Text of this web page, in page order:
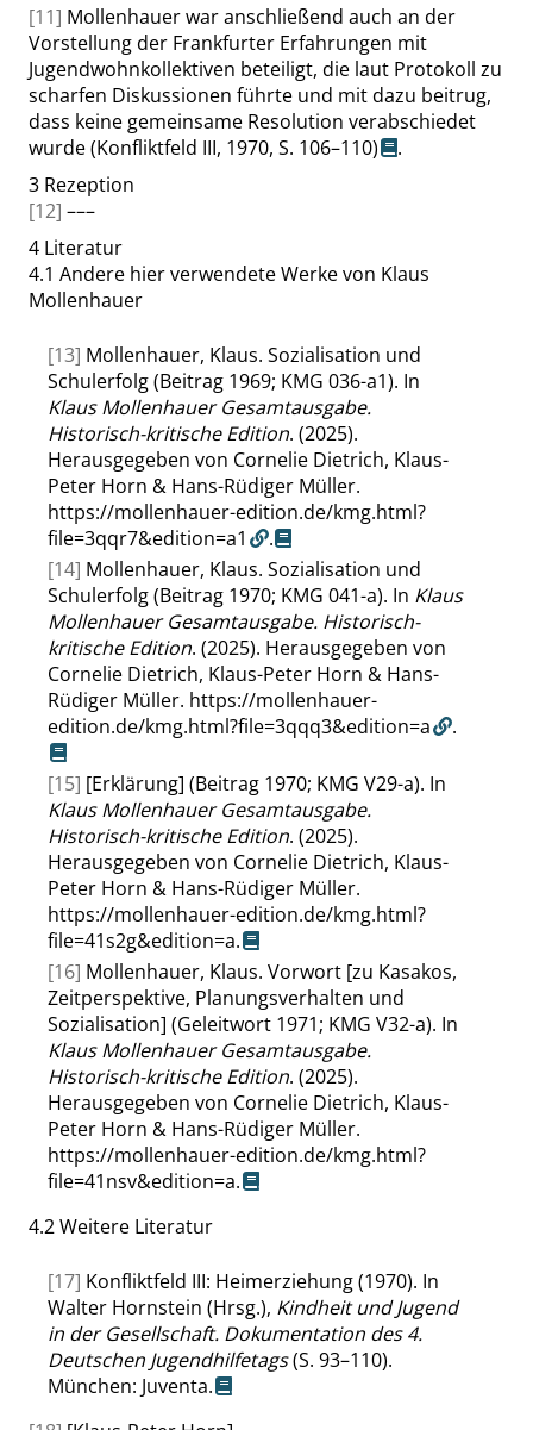
[11] Mollenhauer war anschließend auch an der
Vorstellung der Frankfurter Erfahrungen mit
Jugendwohnkollektiven beteiligt, die laut Protokoll zu
scharfen Diskussionen führte und mit dazu beitrug,
dass keine gemeinsame Resolution verabschiedet
wurde(Konfliktfeld III, 1970, S. 106–110)
.
3 Rezeption
[12] –––
4 Literatur
4.1 Andere hier verwendete Werke von Klaus
Mollenhauer
[13] Mollenhauer, Klaus. Sozialisation und
Schulerfolg (Beitrag 1969; KMG 036-a1). In
Klaus Mollenhauer Gesamtausgabe.
Historisch-kritische Edition. (2025).
Herausgegeben von Cornelie Dietrich, Klaus-
Peter Horn & Hans-Rüdiger Müller.
https://mollenhauer-edition.de/kmg.html?
file=3qqr7&edition=a1
.
[14] Mollenhauer, Klaus. Sozialisation und
Schulerfolg (Beitrag 1970; KMG 041-a). In Klaus
Mollenhauer Gesamtausgabe. Historisch-
kritische Edition. (2025). Herausgegeben von
Cornelie Dietrich, Klaus-Peter Horn & Hans-
Rüdiger Müller. https://mollenhauer-
edition.de/kmg.html?file=3qqq3&edition=a
.
[15] [Erklärung] (Beitrag 1970; KMG V29-a). In
Klaus Mollenhauer Gesamtausgabe.
Historisch-kritische Edition. (2025).
Herausgegeben von Cornelie Dietrich, Klaus-
Peter Horn & Hans-Rüdiger Müller.
https://mollenhauer-edition.de/kmg.html?
file=41s2g&edition=a.
[16] Mollenhauer, Klaus. Vorwort [zu Kasakos,
Zeitperspektive, Planungsverhalten und
Sozialisation] (Geleitwort 1971; KMG V32-a). In
Klaus Mollenhauer Gesamtausgabe.
Historisch-kritische Edition. (2025).
Herausgegeben von Cornelie Dietrich, Klaus-
Peter Horn & Hans-Rüdiger Müller.
https://mollenhauer-edition.de/kmg.html?
file=41nsv&edition=a.
4.2Weitere Literatur
[17] Konfliktfeld III: Heimerziehung (1970). In
Walter Hornstein (Hrsg.), Kindheit und Jugend
in der Gesellschaft. Dokumentation des 4.
Deutschen Jugendhilfetags(S. 93–110).
München: Juventa.